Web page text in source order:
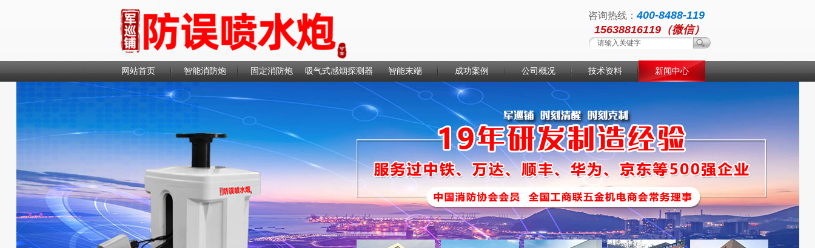
咨询热线：400-8488-119
15638816119（微信）
网站首页 智能消防炮 固定消防炮 吸气式感烟探测器 智能末端 成功案例 公司概况 技术资料 新闻中心
联系我们